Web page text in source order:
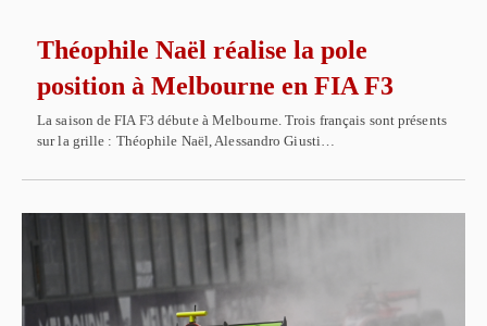
Théophile Naël réalise la pole
position à Melbourne en FIA F3
La saison de FIA F3 débute à Melbourne. Trois français sont présents
sur la grille : Théophile Naël, Alessandro Giusti…